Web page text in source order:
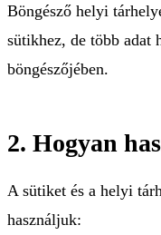
Böngésző helyi
sütikhez, de több adat
böngészőjében.
2. Hogyan
A sütiket és a helyi
használjuk: